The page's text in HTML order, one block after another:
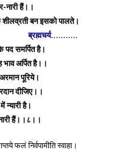
हैं।।
शीलव्रती बन इसको पालते।
ब्रह्मचर्य………..
समर्पित है।
अर्पित है।।
पूरिये।
दीजिए।।
न्यारी है।
हैं।।८।।
फलं निर्वपामीति स्वाहा।